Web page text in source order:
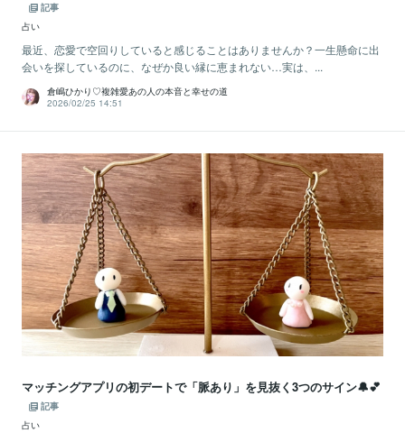
記事
占い
最近、恋愛で空回りしていると感じることはありませんか？一生懸命に出
会いを探しているのに、なぜか良い縁に恵まれない…実は、...
倉嶋ひかり♡複雑愛あの人の本音と幸せの道
2026/02/25 14:51
マッチングアプリの初デートで「脈あり」を見抜く3つのサイン🔔💕
記事
占い